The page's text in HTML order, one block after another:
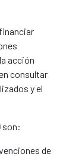
acción
consultar
y el
son:​​​​​​
de